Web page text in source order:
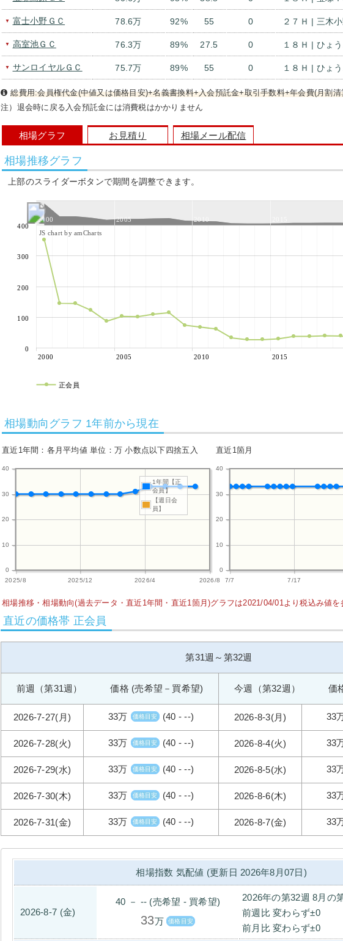
▼ 富士小野ＧＣ 78.6万 92% 55 0 ２７Ｈ | 三木
▼ 高室池ＧＣ 76.3万 89% 27.5 0 １８Ｈ | ひょ
▼ サンロイヤルＧＣ 75.7万 89% 55 0 １８Ｈ | ひょ
総費用:会員権代金(中値又は価格目安)+名義書換料+入会預託金+取引手数料+年会費(月割
注）退会時に戻る入会預託金には消費税はかかりません
相場グラフ お見積り 相場メール配信
相場推移グラフ
上部のスライダーボタンで期間を調整できます。
2000 2005 2010
2000 2005 2010 2015
0
100
200
300
400
JS chart by amCharts
正会員
相場動向グラフ 1年前から現在
直近1年間：各月平均値 単位：万 小数点以下四捨五入 直近1箇月
2025/8 2025/12 2026/4 2026/8
0
10
20
30
40
1年間【正
会員】
【週日会
員】
7/7 7/17
0
10
20
30
40
相場推移・相場動向(過去データ・直近1年間・直近1箇月)グラフは2021/04/01より税込み値を
直近の価格帯 正会員
第31週～第32週
前週（第31週） 価格 (売希望－買希望) 今週（第32週） 価格
2026-7-27(月) 33万 価格目安 (40 - --)
2026-7-28(火) 33万 価格目安 (40 - --)
2026-7-29(水) 33万 価格目安 (40 - --)
2026-7-30(木) 33万 価格目安 (40 - --)
2026-7-31(金) 33万 価格目安 (40 - --)
2026-8-3(月) 33
2026-8-4(火) 33
2026-8-5(水) 33
2026-8-6(木) 33
2026-8-7(金) 33
相場指数 気配値 (更新日 2026年8月07日)
2026-8-7 (金)
40 － -- (売希望 - 買希望)
33万 価格目安
2026年の第32週 8月の
前週比 変わらず±0
前月比 変わらず±0